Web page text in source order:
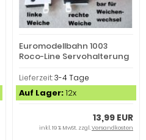
Euromodellbahn 1003
Roco-Line Servohalterung
Lieferzeit:3-4 Tage
Auf Lager:12x
13,99 EUR
inkl. 19 % MwSt. zzgl.Versandkosten